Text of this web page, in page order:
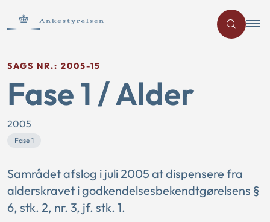
SAGS NR.: 2005-15
Fase 1 / Alder
2005
Fase 1
Samrådet afslog i juli 2005 at dispensere fra
alderskravet i godkendelsesbekendtgørelsens §
6, stk. 2, nr. 3, jf. stk. 1.